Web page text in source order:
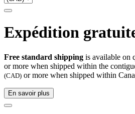
Expédition
Free standard shipping is available on
or more when shipped within the
(CAD) or more when shipped within
En savoir plus